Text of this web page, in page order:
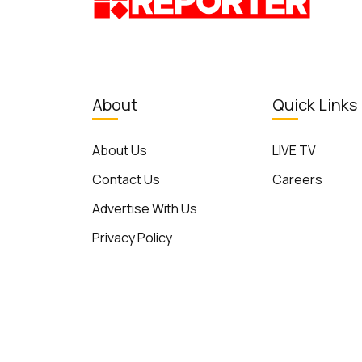
About
About Us
Contact Us
Advertise With Us
Privacy Policy
Quick Links
LIVE TV
Careers